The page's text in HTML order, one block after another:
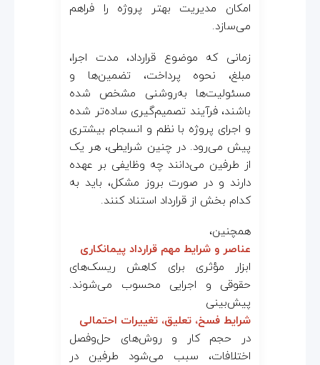
امکان مدیریت بهتر پروژه را فراهم
می‌سازد.
زمانی که موضوع قرارداد، مدت اجرا،
مبلغ، نحوه پرداخت، تضمین‌ها و
مسئولیت‌ها به‌روشنی مشخص شده
باشند، فرآیند تصمیم‌گیری ساده‌تر شده
و اجرای پروژه با نظم و انسجام بیشتری
پیش می‌رود. در چنین شرایطی، هر یک
از طرفین می‌دانند چه وظایفی بر عهده
دارند و در صورت بروز مشکل، باید به
کدام بخش از قرارداد استناد کنند.
همچنین،
عناصر و شرایط مهم قرارداد پیمانکاری
ابزار مؤثری برای کاهش ریسک‌های
حقوقی و اجرایی محسوب می‌شوند.
پیش‌بینی
شرایط فسخ، تعلیق، تغییرات احتمالی
در حجم کار و روش‌های حل‌وفصل
اختلافات، سبب می‌شود طرفین در